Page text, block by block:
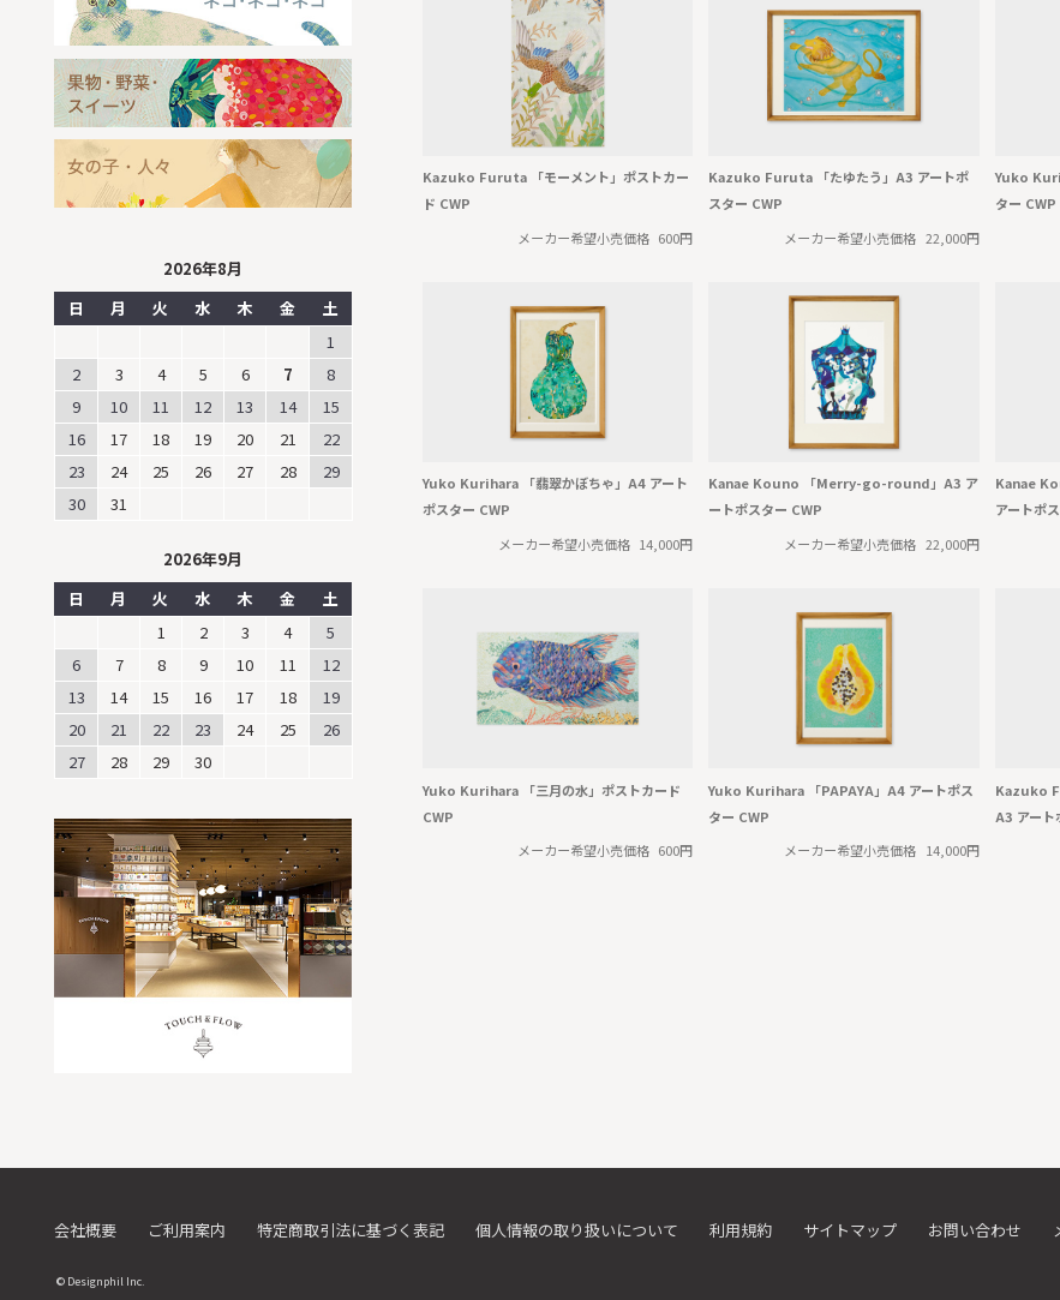
Kazuko Furuta 「モーメント」ポストカー
ド CWP
メーカー希望小売価格 600円
Kazuko Furuta 「たゆたう」A3 アートポ
スター CWP
メーカー希望小売価格 22,000円
Yuko
ター CWP
Yuko Kurihara 「翡翠かぼちゃ」A4 アート
ポスター CWP
メーカー希望小売価格 14,000円
Kanae Kouno 「Merry-go-round」A3 ア
ートポスター CWP
メーカー希望小売価格 22,000円
Kanae
アートポ
Yuko Kurihara 「三月の水」ポストカード
CWP
メーカー希望小売価格 600円
Yuko Kurihara 「PAPAYA」A4 アートポス
ター CWP
メーカー希望小売価格 14,000円
Kazuko
A3 アート
2026年8月
日
月 火 水 木 金
土
1
2
3 4 5 6 7
8
9
10 11 12 13 14
15
16
17 18 19 20 21
22
23
24 25 26 27 28
29
30
31
2026年9月
日
月 火 水 木 金
土
1
2 3 4
5
6
7 8 9 10 11
12
13
14 15 16 17 18
19
20
21 22 23 24 25
26
27
28 29 30
会社概要 ご利用案内 特定商取引法に基づく表記 個人情報の取り扱いについて 利用規約 サイトマップ お問い合わせ
© Designphil Inc.